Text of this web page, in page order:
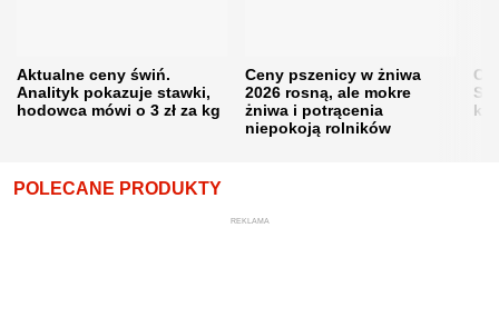
Aktualne ceny świń.
Analityk pokazuje stawki,
hodowca mówi o 3 zł za kg
Ceny pszenicy w żniwa
2026 rosną, ale mokre
żniwa i potrącenia
niepokoją rolników
POLECANE PRODUKTY
REKLAMA